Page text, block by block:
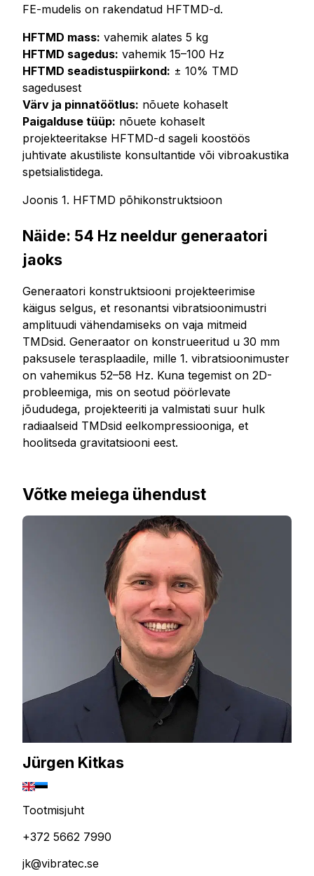
FE-mudelis on rakendatud HFTMD-d.
HFTMD mass: vahemik alates 5 kg
HFTMD sagedus: vahemik 15–100 Hz
HFTMD seadistuspiirkond: ± 10% TMD
sagedusest
Värv ja pinnatöötlus: nõuete kohaselt
Paigalduse tüüp: nõuete kohaselt
projekteeritakse HFTMD-d sageli koostöös
juhtivate akustiliste konsultantide või vibroakustika
spetsialistidega.
Joonis 1. HFTMD põhikonstruktsioon
Näide: 54 Hz neeldur generaatori
jaoks
Generaatori konstruktsiooni projekteerimise
käigus selgus, et resonantsi vibratsioonimustri
amplituudi vähendamiseks on vaja mitmeid
TMDsid. Generaator on konstrueeritud u 30 mm
paksusele terasplaadile, mille 1. vibratsioonimuster
on vahemikus 52–58 Hz. Kuna tegemist on 2D-
probleemiga, mis on seotud pöörlevate
jõududega, projekteeriti ja valmistati suur hulk
radiaalseid TMDsid eelkompressiooniga, et
hoolitseda gravitatsiooni eest.
Võtke meiega ühendust
Jürgen Kitkas
Tootmisjuht
+372 5662 7990
jk@vibratec.se